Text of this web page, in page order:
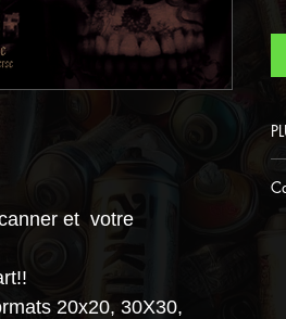
et votre
20x20, 30X30,